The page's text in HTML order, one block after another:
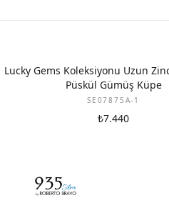
Lucky Gems Koleksiyonu Uzun
Püskül Gümüş Küpe
SE07875A-1
₺7.440